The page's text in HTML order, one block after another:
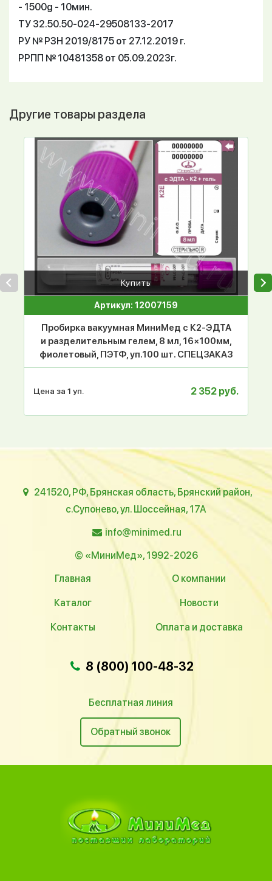
- 1500g - 10мин.
ТУ 32.50.50-024-29508133-2017
РУ № РЗН 2019/8175 от 27.12.2019 г.
РРПП № 10481358 от 05.09.2023г.
Другие товары раздела
Купить
Артикул: 12007159
Пробирка вакуумная МиниМед с К2-ЭДТА
и разделительным гелем, 8 мл, 16×100мм,
фиолетовый, ПЭТФ, уп.100 шт. СПЕЦЗАКАЗ
Цена за 1 уп. 2 352 руб.
241520, РФ, Брянская область, Брянский район,
с.Супонево, ул. Шоссейная, 17А
info@minimed.ru
© «МиниМед», 1992-2026
Главная
О компании
Каталог Новости
Контакты Оплата и доставка
8 (800) 100-48-32
Бесплатная линия
Обратный звонок